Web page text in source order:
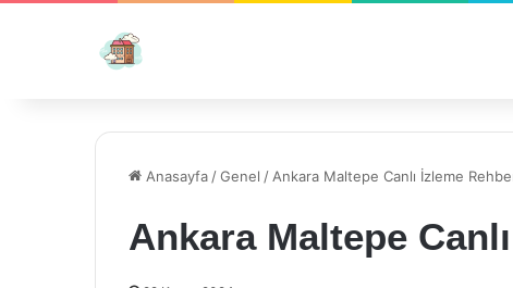
Anasayfa /Genel / Ankara Maltepe Canlı İzleme
Ankara Maltepe